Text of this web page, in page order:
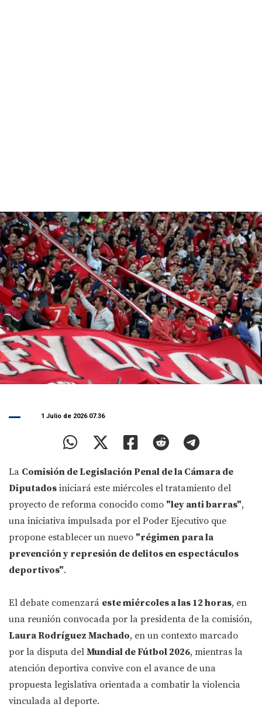
1 Julio de 2026 07.36
La Comisión de Legislación Penal de la Cámara de
Diputados iniciará este miércoles el tratamiento del
proyecto de reforma conocido como "ley anti barras",
una iniciativa impulsada por el Poder Ejecutivo que
propone establecer un nuevo "régimen para la
prevención y represión de delitos en espectáculos
deportivos".
El debate comenzará este miércoles a las 12 horas, en
una reunión convocada por la presidenta de la comisión,
Laura Rodríguez Machado, en un contexto marcado
por la disputa del Mundial de Fútbol 2026, mientras la
atención deportiva convive con el avance de una
propuesta legislativa orientada a combatir la violencia
vinculada al deporte.